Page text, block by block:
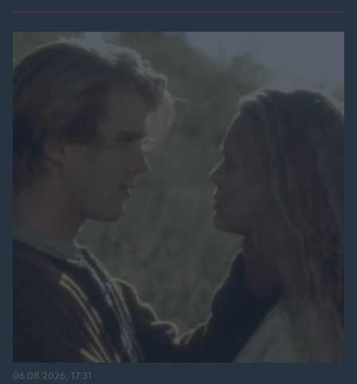
06.08.2026, 17:31